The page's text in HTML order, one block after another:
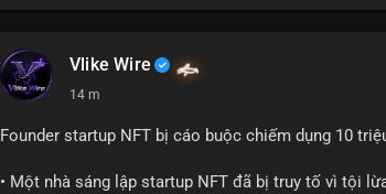
Vlike Wire
14 m
Founder startup NFT bị cáo buộc chiếm dụng 10
• Một nhà sáng lập startup NFT đã bị truy tố vì tội